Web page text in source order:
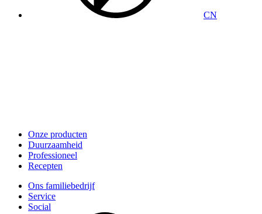
CN
Onze producten
Duurzaamheid
Professioneel
Recepten
Ons familiebedrijf
Service
Social